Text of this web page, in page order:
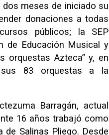
meses de iniciado su
donaciones a todas
públicos; la SEP
de Educación Musical y
orquestas Azteca” y, en
sus 83 orquestas a la
Barragán, actual
16 años trabajó como
de Salinas Pliego. Desde